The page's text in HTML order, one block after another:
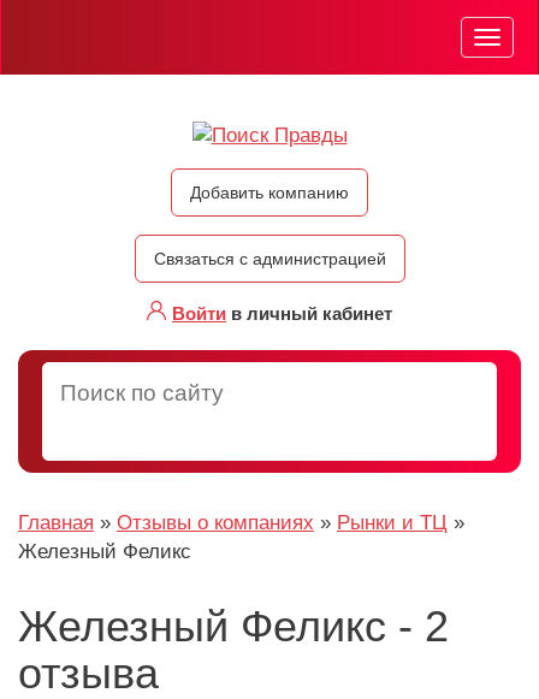
Добавить компанию
Связаться с администрацией
Войти в личный кабинет
Меню
Главная » Отзывы о компаниях » Рынки и ТЦ »
Железный Феликс
Железный Феликс - 2
отзыва